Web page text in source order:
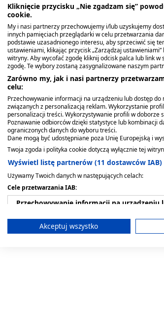
Kliknięcie przycisku „Nie zgadzam się”
cookie.
My i nasi partnerzy przechowujemy i/lub uzyskujemy
innych pamięciach przeglądarki w celu przetwarzania
podstawie uzasadnionego interesu, aby sprzeciwić się
ustawieniami, klikając przycisk „Zarządzaj
witryny. Aby wycofać zgodę kliknij odcisk palca lub link
zgodę. Te wybory zostaną zasygnalizowane naszym
Zarówno my, jak i nasi partnerzy
celu:
Przechowywanie informacji na urządzeniu lub dostęp
związanych z personalizacją reklam. Wykorzystanie
personalizacji treści. Wykorzystywanie profili w
Poznawanie odbiorców dzięki statystyce lub kombinacji
ograniczonych danych do wyboru treści.
Dane mogą być udostępniane poza Unię Europejską i
Twoja zgoda i polityka cookie dotyczą wyłącznie tej
Wyświetl listę partnerów (11 dostawców IAB)
Używamy Twoich danych w następujących celach:
Cele przetwarzania IAB:
Przechowywanie informacji na urządzeniu
Wykorzystywanie ograniczonych danych
Wykorzystywanie profili w celu doboru
Akceptuj wszystko